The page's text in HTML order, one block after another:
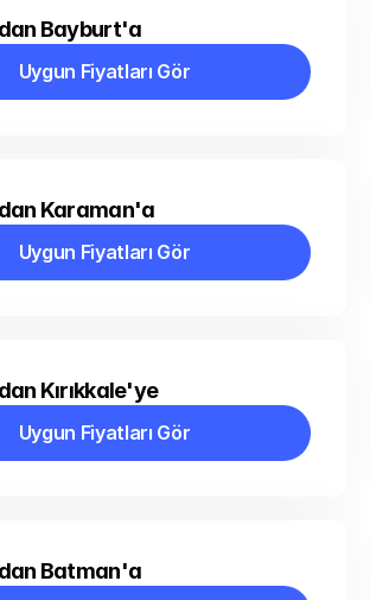
Bayburt'a
Uygun Fiyatları Gör
Uygun Fiyatları Gör
Karaman'a
Uygun Fiyatları Gör
Uygun Fiyatları Gör
Kırıkkale'ye
Uygun Fiyatları Gör
Uygun Fiyatları Gör
Batman'a